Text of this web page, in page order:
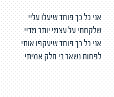
אני כל כך פוחד שיעלו עליי
שלקחתי על עצמי יותר מדיי
אני כל כך פוחד שיעקפו אותי
לפחות נשאר בי חלק אמיתי